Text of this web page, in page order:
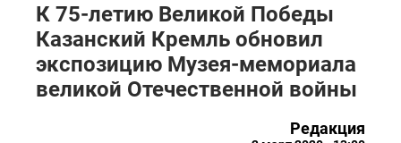
К 75-летию Великой Победы
Казанский Кремль обновил
экспозицию Музея-мемориала
великой Отечественной войны
Редакция